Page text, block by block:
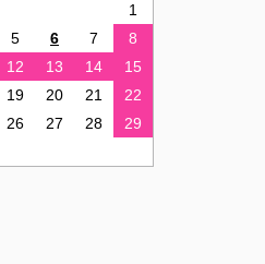
1
5 6 7
8
12 13 14
15
19 20 21
22
26 27 28
29